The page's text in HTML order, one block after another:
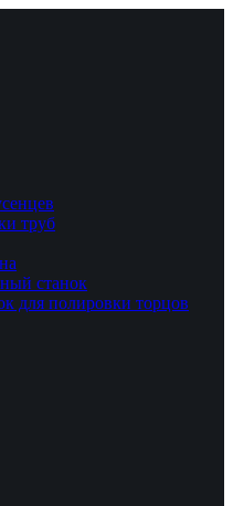
труб
станок
для полировки торцов